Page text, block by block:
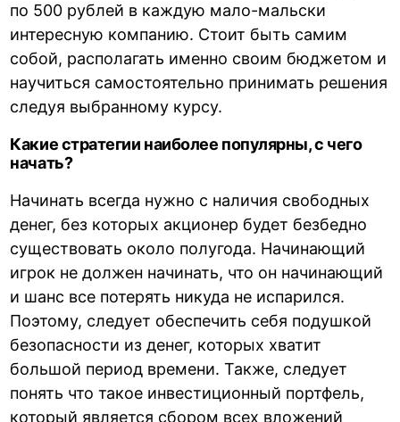
по 500 рублей в каждую мало-мальски
интересную компанию. Стоит быть самим
собой, располагать именно своим бюджетом и
научиться самостоятельно принимать решения
следуя выбранному курсу.
Какие стратегии наиболее популярны, с чего
начать?
Начинать всегда нужно с наличия свободных
денег, без которых акционер будет безбедно
существовать около полугода. Начинающий
игрок не должен начинать, что он начинающий
и шанс все потерять никуда не испарился.
Поэтому, следует обеспечить себя подушкой
безопасности из денег, которых хватит
большой период времени. Также, следует
понять что такое инвестиционный портфель,
который является сбором всех вложений